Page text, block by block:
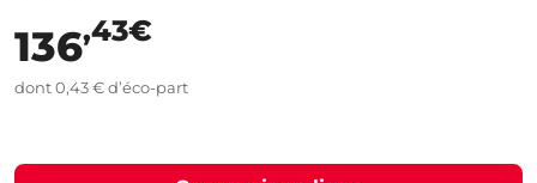
136,43€
dont 0,43 € d’éco-part